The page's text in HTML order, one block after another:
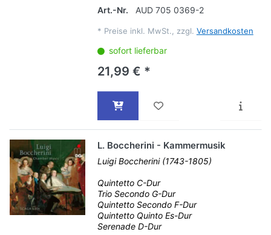
Art.-Nr.
AUD 705 0369-2
* Preise inkl. MwSt., zzgl. Versandkosten
sofort lieferbar
21,99 € *
L. Boccherini - Kammermusik
Luigi Boccherini (1743-1805)
Quintetto C-Dur
Trio Secondo G-Dur
Quintetto Secondo F-Dur
Quintetto Quinto Es-Dur
Serenade D-Dur